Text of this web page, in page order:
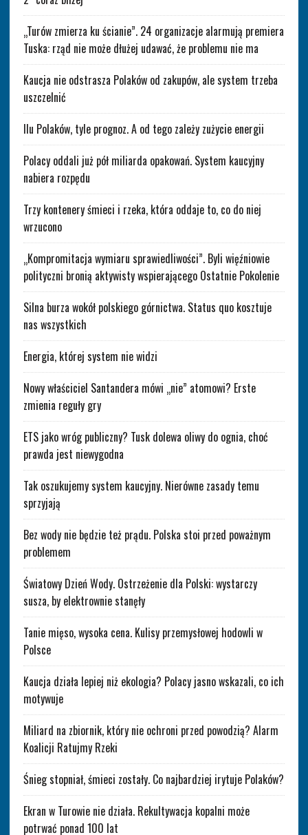
„Turów zmierza ku ścianie”. 24 organizacje alarmują premiera
Tuska: rząd nie może dłużej udawać, że problemu nie ma
Kaucja nie odstrasza Polaków od zakupów, ale system trzeba
uszczelnić
Ilu Polaków, tyle prognoz. A od tego zależy zużycie energii
Polacy oddali już pół miliarda opakowań. System kaucyjny
nabiera rozpędu
Trzy kontenery śmieci i rzeka, która oddaje to, co do niej
wrzucono
„Kompromitacja wymiaru sprawiedliwości”. Byli więźniowie
polityczni bronią aktywisty wspierającego Ostatnie Pokolenie
Silna burza wokół polskiego górnictwa. Status quo kosztuje
nas wszystkich
Energia, której system nie widzi
Nowy właściciel Santandera mówi „nie” atomowi? Erste
zmienia reguły gry
ETS jako wróg publiczny? Tusk dolewa oliwy do ognia, choć
prawda jest niewygodna
Tak oszukujemy system kaucyjny. Nierówne zasady temu
sprzyjają
Bez wody nie będzie też prądu. Polska stoi przed poważnym
problemem
Światowy Dzień Wody. Ostrzeżenie dla Polski: wystarczy
susza, by elektrownie stanęły
Tanie mięso, wysoka cena. Kulisy przemysłowej hodowli w
Polsce
Kaucja działa lepiej niż ekologia? Polacy jasno wskazali, co ich
motywuje
Miliard na zbiornik, który nie ochroni przed powodzią? Alarm
Koalicji Ratujmy Rzeki
Śnieg stopniał, śmieci zostały. Co najbardziej irytuje Polaków?
Ekran w Turowie nie działa. Rekultywacja kopalni może
potrwać ponad 100 lat